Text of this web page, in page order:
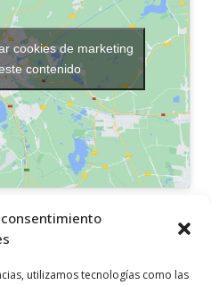
utilizamos tecnologías como las
cookies de marketing
contenido